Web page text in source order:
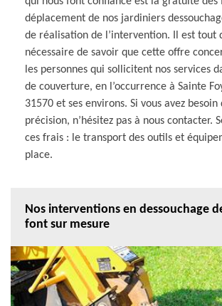
déplacement de nos jardiniers
de réalisation de l’intervention. Il est tout
nécessaire de savoir que cette offre
les personnes qui sollicitent nos services
de couverture, en l’occurrence à Sainte
31570 et ses environs. Si vous avez besoin
précision, n’hésitez pas à nous contacter.
ces frais : le transport des outils et
place.
Nos interventions en dessouchage
font sur mesure